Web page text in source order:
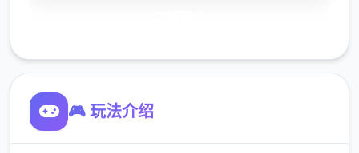
🎮 玩法介绍